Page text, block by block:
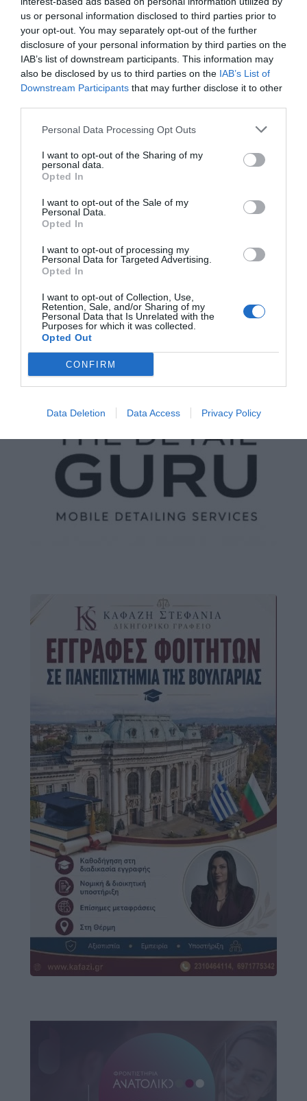
us or personal information disclosed to third parties prior to
your opt-out. You may separately opt-out of the further
disclosure of your personal information by third parties on the
IAB’s list of downstream participants. This information may
also be disclosed by us to third parties on the IAB’s List of
Downstream Participants that may further disclose it to other
Personal Data Processing Opt Outs
I want to opt-out of the Sharing of my
personal data.
Opted In
I want to opt-out of the Sale of my
Personal Data.
Opted In
I want to opt-out of processing my
Personal Data for Targeted Advertising.
Opted In
I want to opt-out of Collection, Use,
Retention, Sale, and/or Sharing of my
Personal Data that Is Unrelated with the
Purposes for which it was collected.
Opted Out
CONFIRM
Data Deletion Data Access Privacy Policy